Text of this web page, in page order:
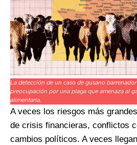
La detección de un caso de gusano
preocupación por una plaga que amenaza al
alimentaria.
A veces los riesgos más
de crisis financieras, conflictos
cambios políticos. A veces